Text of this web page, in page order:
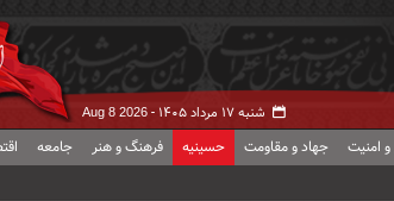
شنبه ۱۷ مرداد ۱۴۰۵ - Aug 8 2026
و امنیت جهاد و مقاومت حسینیه فرهنگ و هنر جامعه